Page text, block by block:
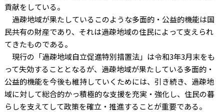
貢献をしている。
過疎地域が果たしているこのような多面的・公益的機能は国
民共有の財産であり、それは過疎地域の住民によって支えられ
てきたものである。
現行の「過疎地域自立促進特別措置法」は令和3年3月末をも
って失効することとなるが、過疎地域が果たしている多面的・
公益的機能を今後も維持していくためには、引き続き、過疎地
域に対して総合的かっ積極的な支援を充実・強化し、住民の暮
らしを支えてして政策を確立・推進することが重要である。